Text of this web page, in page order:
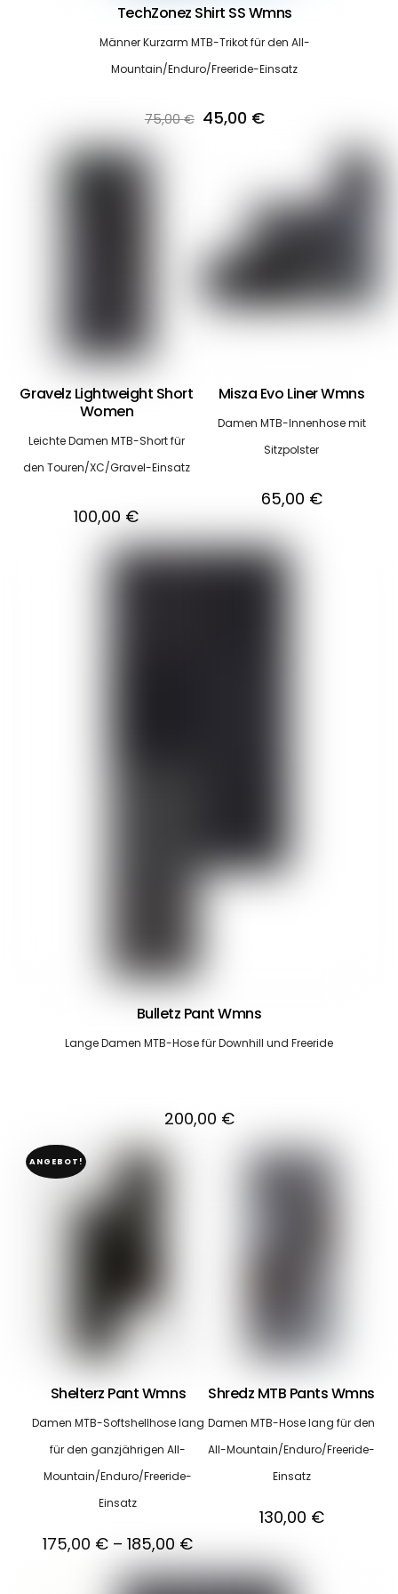
TechZonez Shirt SS Wmns
Männer Kurzarm MTB-Trikot für den All-
Mountain/Enduro/Freeride-Einsatz
75,00€ Ursprünglicher
75,00 €
45,00 €Aktueller
45,00 €.
Gravelz Lightweight Short
Women
Leichte Damen MTB-Short für
den Touren/XC/Gravel-Einsatz
100,00 €
Misza Evo Liner Wmns
Damen MTB-Innenhose mit
Sitzpolster
65,00 €
Bulletz Pant Wmns
Lange Damen MTB-Hose für Downhill und Freeride
200,00 €
ANGEBOT!
Shelterz Pant Wmns
Damen MTB-Softshellhose lang
für den ganzjährigen All-
Mountain/Enduro/Freeride-
Einsatz
175,00 € –185,00 €
Shredz MTB Pants Wmns
Damen MTB-Hose lang für den
All-Mountain/Enduro/Freeride-
Einsatz
130,00 €